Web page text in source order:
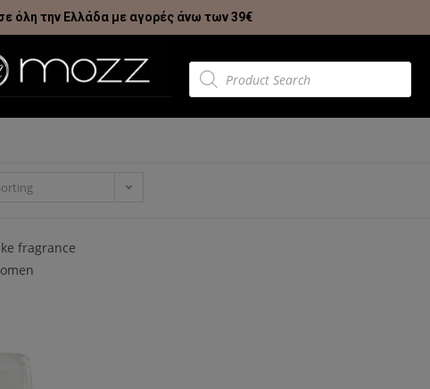
όλη την Ελλάδα με αγορές άνω των 39€
fragrance